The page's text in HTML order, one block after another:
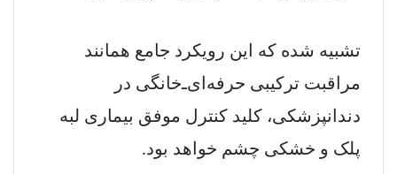
تشبیه شده که این رویکرد جامع همانند
مراقبت ترکیبی حرفه‌ای‌ـ‌خانگی در
دندانپزشکی، کلید کنترل موفق بیماری لبه
پلک و خشکی چشم خواهد بود.